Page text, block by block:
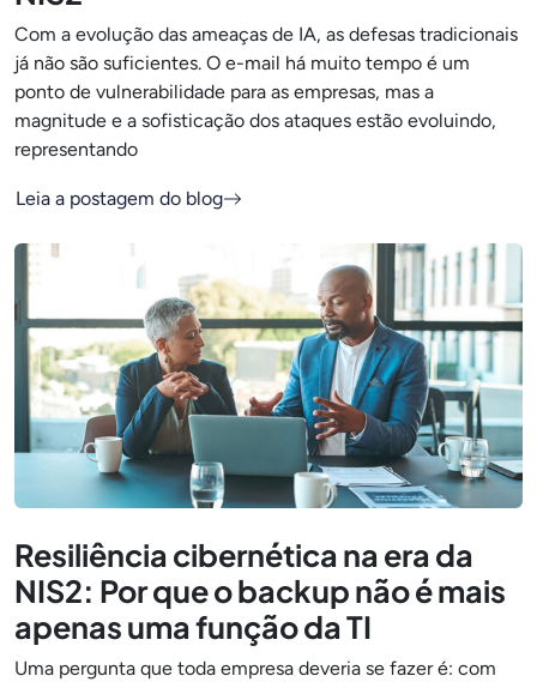
Com a evolução das ameaças de IA, as defesas tradicionais
já não são suficientes. O e-mail há muito tempo é um
ponto de vulnerabilidade para as empresas, mas a
magnitude e a sofisticação dos ataques estão evoluindo,
representando
Leia a postagem do blog
Resiliência cibernética na era da
NIS2: Por que o backup não é mais
apenas uma função da TI
Uma pergunta que toda empresa deveria se fazer é: com